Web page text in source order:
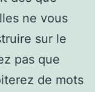
ne vous
sur le
pas que
de mots